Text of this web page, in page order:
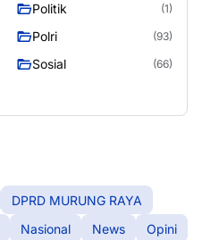
Politik (1)
Polri (93)
Sosial (66)
DPRD MURUNG RAYA
Nasional News
Opini